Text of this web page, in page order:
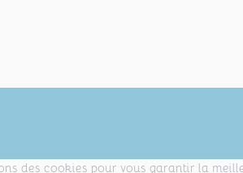
des cookies pour vous garantir la